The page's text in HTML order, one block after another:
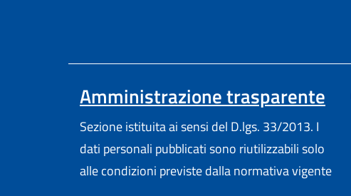
Amministrazione trasparente
Sezione istituita ai sensi del D.lgs. 33/2013. I
dati personali pubblicati sono riutilizzabili solo
alle condizioni previste dalla normativa vigente